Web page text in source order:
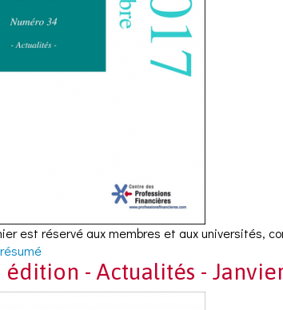
est réservé aux membres et aux universités,
édition - Actualités -